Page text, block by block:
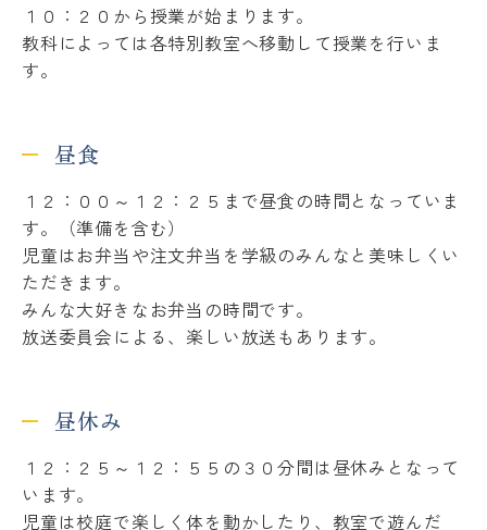
１０：２０から授業が始まります。
教科によっては各特別教室へ移動して授業を行いま
す。
昼食
１２：００～１２：２５まで昼食の時間となっていま
す。（準備を含む）
児童はお弁当や注文弁当を学級のみんなと美味しくい
ただきます。
みんな大好きなお弁当の時間です。
放送委員会による、楽しい放送もあります。
昼休み
１２：２５～１２：５５の３０分間は昼休みとなって
います。
児童は校庭で楽しく体を動かしたり、教室で遊んだ